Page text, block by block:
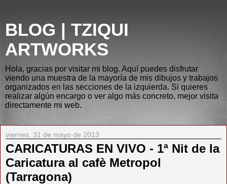
BLOG | TZIQUI
ARTWORKS
Hola, gracias por visitar mi blog. Aquí puedes disfrutar
viendo una muestra de la mayoría de mis dibujos y trabajos
organizados en las secciones de la izquierda. Si quieres
realizar algún encargo o ver algo más concreto, mejor visita
directamente mi web.
viernes, 31 de mayo de 2013
CARICATURAS EN VIVO - 1ª Nit de la
Caricatura al cafè Metropol
(Tarragona)